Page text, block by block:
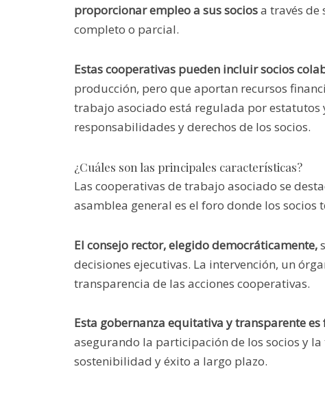
proporcionar empleo a sus sociosa través de
completo o parcial.
Estas cooperativas pueden incluir socios
producción, pero que aportan recursos
trabajo asociado está regulada por
responsabilidades y derechos de los socios.
¿Cuáles son las principales características?
Las cooperativas de trabajo asociado se
asamblea general es el foro donde los socios
El consejo rector, elegido democráticamente,
decisiones ejecutivas. La intervención, un
transparencia de las acciones cooperativas.
Esta gobernanza equitativa y transparente
asegurando la participación de los socios y
sostenibilidad y éxito a largo plazo.